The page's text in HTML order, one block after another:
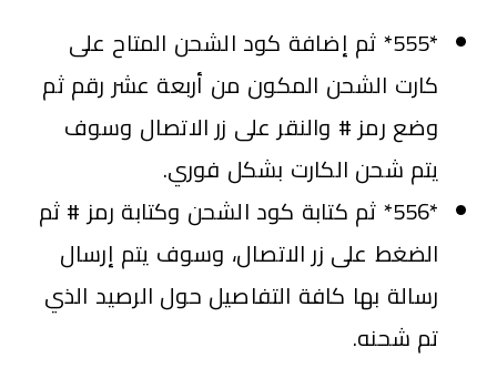
*555* ثم إضافة كود الشحن المتاح على
كارت الشحن المكون من أربعة عشر رقم ثم
وضع رمز # والنقر على زر الاتصال وسوف
يتم شحن الكارت بشكل فوري.
*556* ثم كتابة كود الشحن وكتابة رمز # ثم
الضغط على زر الاتصال، وسوف يتم إرسال
رسالة بها كافة التفاصيل حول الرصيد الذي
تم شحنه.